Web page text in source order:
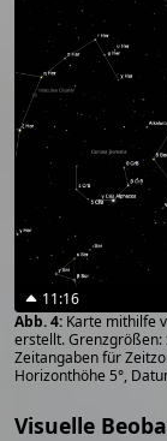
11:16
Karte mithilfe
erstellt. Grenzgrößen:
Zeitangaben für
Horizonthöhe 5°,
Visuelle